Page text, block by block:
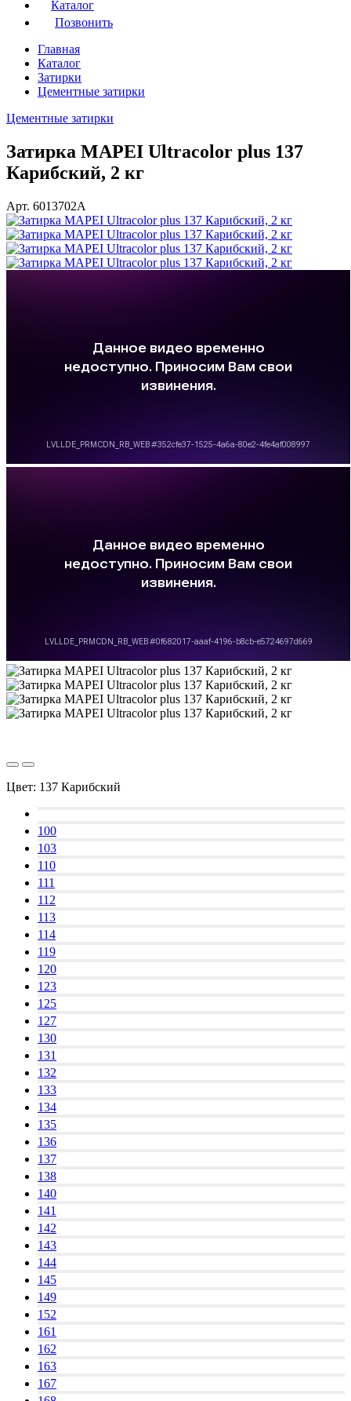
Каталог
Позвонить
Главная
Каталог
Затирки
Цементные затирки
Цементные затирки
Затирка MAPEI Ultracolor plus 137
Карибский, 2 кг
Арт. 6013702A
Цвет: 137 Карибский
100
103
110
111
112
113
114
119
120
123
125
127
130
131
132
133
134
135
136
137
138
140
141
142
143
144
145
149
152
161
162
163
167